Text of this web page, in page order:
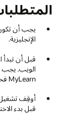
الإنجليزية.
قبل أن تبدأ
الويب. يجب
MyLearn فحسب مفتوحة.
أوقِف
قبل بدء